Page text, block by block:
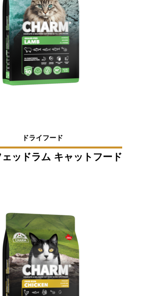
ドライフード
ッドラム キャットフード